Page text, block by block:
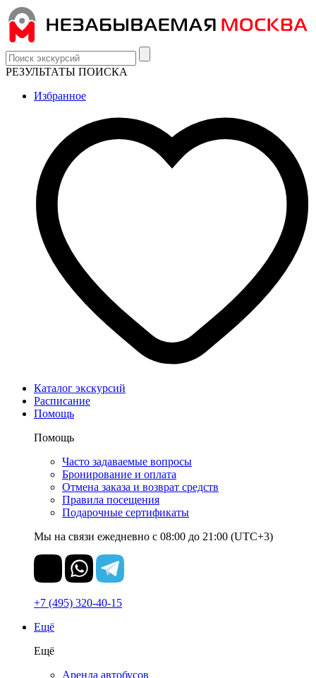
РЕЗУЛЬТАТЫ ПОИСКА
Избранное
Каталог экскурсий
Расписание
Помощь
Помощь
Часто задаваемые вопросы
Бронирование и оплата
Отмена заказа и возврат средств
Правила посещения
Подарочные сертификаты
Мы на связи ежедневно с 08:00 до 21:00 (UTC+3)
+7 (495) 320-40-15
Ещё
Ещё
Аренда автобусов